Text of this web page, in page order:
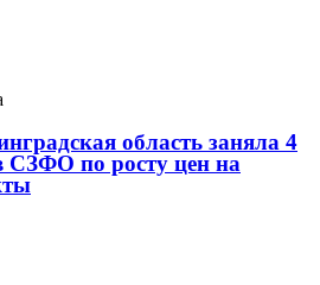
область заняла 4
СЗФО по росту цен на